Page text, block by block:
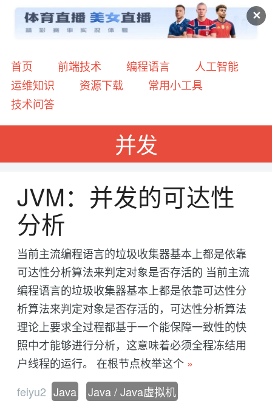
✕
首页 前端技术 编程语言
人工智能
运维知识
资源下载
常用小工具
技术问答
并发
JVM：并发的可达性
分析
当前主流编程语言的垃圾收集器基本上都是依靠
可达性分析算法来判定对象是否存活的 当前主流
编程语言的垃圾收集器基本上都是依靠可达性分
析算法来判定对象是否存活的，可达性分析算法
理论上要求全过程都基于一个能保障一致性的快
照中才能够进行分析，这意味着必须全程冻结用
户线程的运行。 在根节点枚举这个 »
feiyu2 Java Java / Java虚拟机